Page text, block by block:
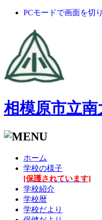
PCモードで画面を切
相模原市立
ホーム
学校の様子
[保護されています]
学校紹介
学校暦
学校だより